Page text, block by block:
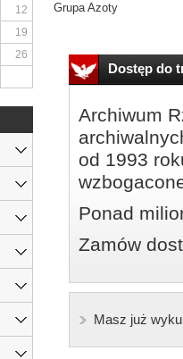
Grupa Azoty
Dostęp do
Archiwum
od 1993
Ponad
Zamów
Masz już
12
19
26